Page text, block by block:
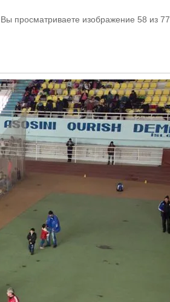
. Вы просматриваете изображение 58 из 77